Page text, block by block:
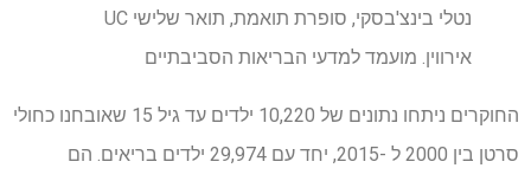
נטלי בינצ'בסקי, סופרת תואמת, תואר שלישי UC
אירווין. מועמד למדעי הבריאות הסביבתיים
החוקרים ניתחו נתונים של 10,220 ילדים עד גיל 15 שאובחנו כחולי
סרטן בין 2000 ל -2015, יחד עם 29,974 ילדים בריאים. הם